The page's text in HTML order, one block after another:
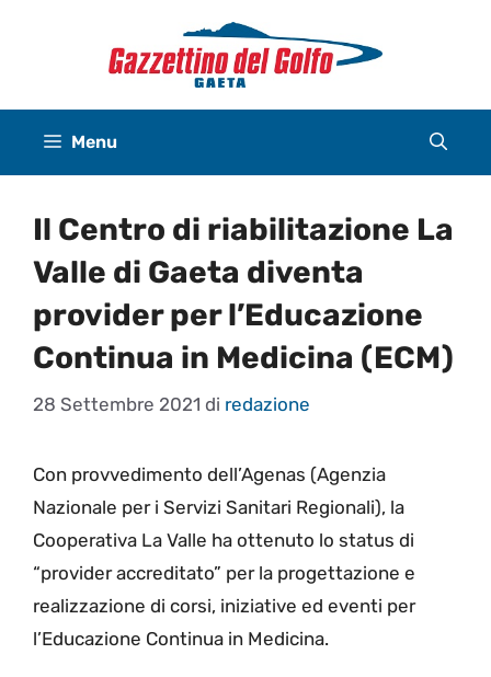
Menu
Il Centro di riabilitazione La
Valle di Gaeta diventa
provider per l’Educazione
Continua in Medicina (ECM)
28 Settembre 2021 di redazione
Con provvedimento dell’Agenas (Agenzia
Nazionale per i Servizi Sanitari Regionali), la
Cooperativa La Valle ha ottenuto lo status di
“provider accreditato” per la progettazione e
realizzazione di corsi, iniziative ed eventi per
l’Educazione Continua in Medicina.